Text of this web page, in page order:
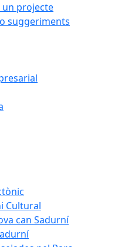
projecte
suggeriments
Cultural
can Sadurní